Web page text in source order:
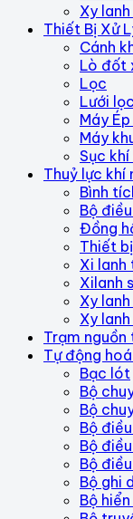
Xy
Thiết Bị Xử
Cánh
Lò đốt
Lọc
Lưới lọc
Máy
Máy
Sục
Thuỷ lực khí
Bình
Bộ
Đồng
Thiết
Xi lanh
Xilanh
Xy
Xy
Trạm nguồn
Tự động
Bạc lót
Bộ
Bộ
Bộ
Bộ
Bộ
Bộ ghi
Bộ